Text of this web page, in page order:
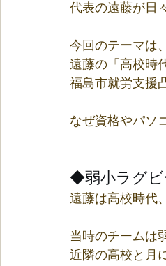
代表の遠藤が日
今回のテーマは、
遠藤の「高校時
福島市就労支援
なぜ資格やパソ
◆弱小ラグビ
遠藤は高校時代
当時のチームは
近隣の高校と月